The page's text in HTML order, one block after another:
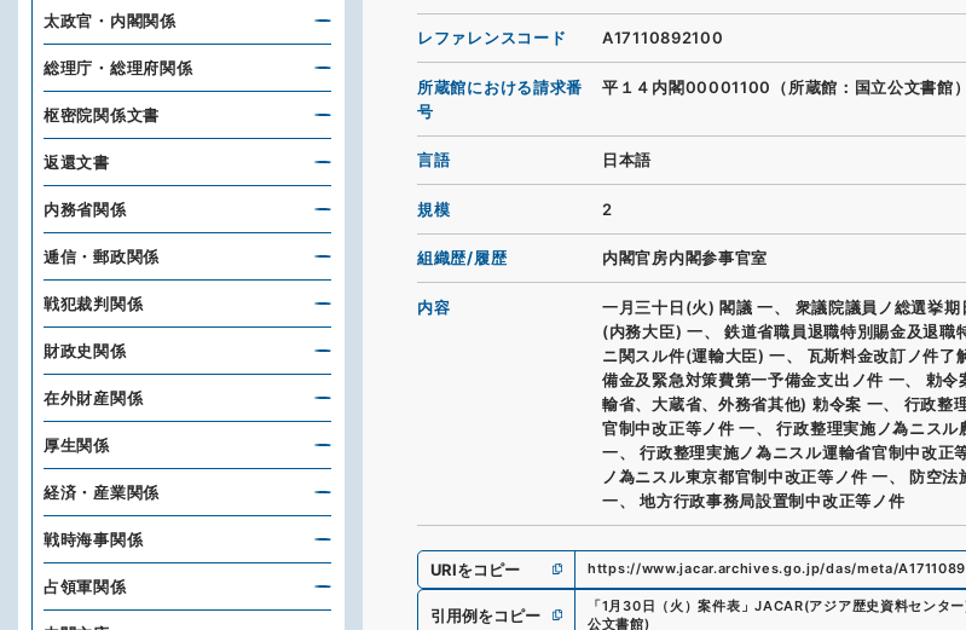
レファレンスコード A17110892100
所蔵館における請求番
号
平１４内閣00001100（所蔵館：国立公文書館）
言語 日本語
規模 2
組織歴/履歴 内閣官房内閣参事官室
内容
一月三十日(火) 閣議 一、 衆議院議員ノ総選挙
(内務大臣) 一、 鉄道省職員退職特別賜金及退職
ニ関スル件(運輸大臣) 一、 瓦斯料金改訂ノ件了
備金及緊急対策費第一予備金支出ノ件 一、 勅
輸省、大蔵省、外務省其他) 勅令案 一、 行政整
官制中改正等ノ件 一、 行政整理実施ノ為ニスル
一、 行政整理実施ノ為ニスル運輸省官制中改正
ノ為ニスル東京都官制中改正等ノ件 一、 防空
一、 地方行政事務局設置制中改正等ノ件
URIをコピー https://www.jacar.archives.go.jp/das/meta/
引用例をコピー 「1月30日（火）案件表 」JACAR(アジア歴史資料センタ
公文書館)
太政官・内閣関係
総理庁・総理府関係
枢密院関係文書
返還文書
内務省関係
逓信・郵政関係
戦犯裁判関係
財政史関係
在外財産関係
厚生関係
経済・産業関係
戦時海事関係
占領軍関係